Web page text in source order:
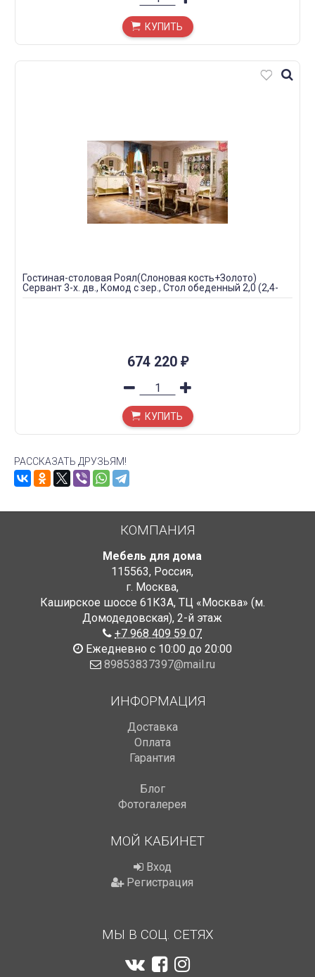
КУПИТЬ
Гостиная-столовая Роял(Слоновая кость+Золото)
Сервант 3-х. дв., Комод с зер., Стол обеденный 2,0 (2,4-
2,8), Стул -4 шт., Стул с подлокотниками -2 шт
674 220 ₽
КУПИТЬ
РАССКАЗАТЬ ДРУЗЬЯМ!
КОМПАНИЯ
Мебель для дома
115563, Россия,
г. Москва,
Каширское шоссе 61К3А, ТЦ «Москва» (м.
Домодедовская), 2-й этаж
+7 968 409 59 07
Ежедневно с 10:00 до 20:00
89853837397@mail.ru
ИНФОРМАЦИЯ
Доставка
Оплата
Гарантия
Блог
Фотогалерея
МОЙ КАБИНЕТ
Вход
Регистрация
МЫ В СОЦ. СЕТЯХ